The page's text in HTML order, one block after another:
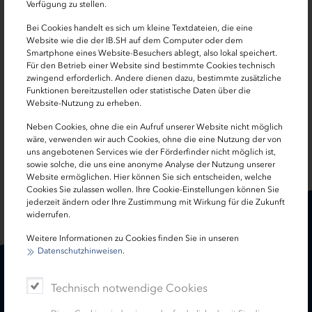
Verfügung zu stellen.
Bei Cookies handelt es sich um kleine Textdateien, die eine
Website wie die der IB.SH auf dem Computer oder dem
Smartphone eines Website-Besuchers ablegt, also lokal speichert.
Für den Betrieb einer Website sind bestimmte Cookies technisch
zwingend erforderlich. Andere dienen dazu, bestimmte zusätzliche
Funktionen bereitzustellen oder statistische Daten über die
Website-Nutzung zu erheben.
Neben Cookies, ohne die ein Aufruf unserer Website nicht möglich
wäre, verwenden wir auch Cookies, ohne die eine Nutzung der von
uns angebotenen Services wie der Förderfinder nicht möglich ist,
sowie solche, die uns eine anonyme Analyse der Nutzung unserer
Website ermöglichen. Hier können Sie sich entscheiden, welche
Cookies Sie zulassen wollen. Ihre Cookie-Einstellungen können Sie
jederzeit ändern oder Ihre Zustimmung mit Wirkung für die Zukunft
widerrufen.
Weitere Informationen zu Cookies finden Sie in unseren
Datenschutzhinweisen.
Technisch notwendige Cookies
Kerstin Prüß
Referentin Corporate Social Responsibility
0431 9905-3057
kerstin.pruess[at]ib-sh.de
SEITE TEILEN:
Karriere Treasury